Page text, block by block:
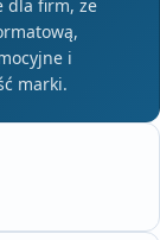
dla firm, ze
i
marki.